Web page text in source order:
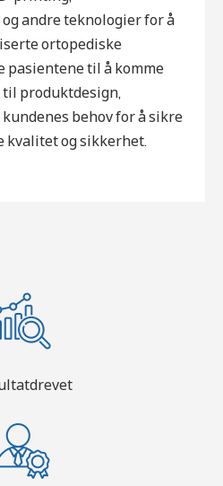
andre teknologier for å
ortopediske
pasientene til å komme
til produktdesign,
behov for å sikre
kvalitet og sikkerhet.